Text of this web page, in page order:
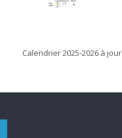
Calendrier 2025-2026 à jour